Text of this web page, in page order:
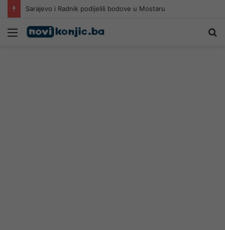
Sarajevo i Radnik podijelili bodove u Mostaru
Meni